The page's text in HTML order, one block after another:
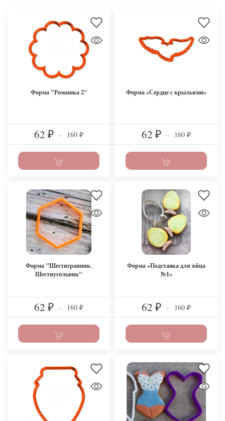
Форма "Ромашка 2"
62 ₽ – 160 ₽
Форма «Сердце c крыльями»
62 ₽ – 160 ₽
Форма "Шестигранник.
Шестиугольник"
62 ₽ – 160 ₽
Форма «Подставка для яйца
№1»
62 ₽ – 160 ₽